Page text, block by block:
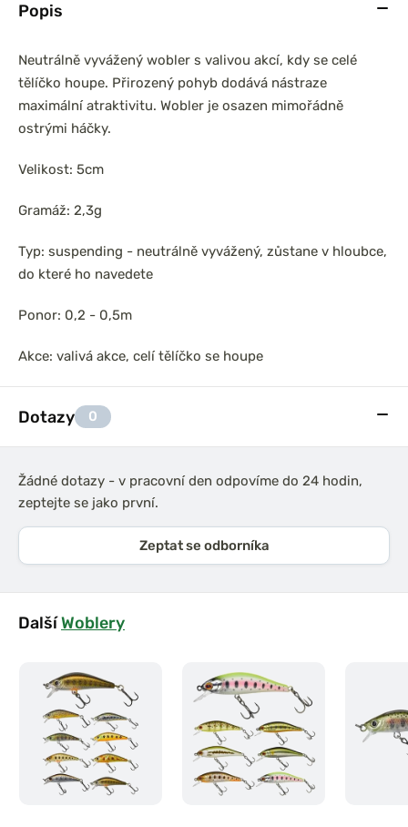
Popis
Neutrálně vyvážený wobler s valivou akcí, kdy se celé
tělíčko houpe. Přirozený pohyb dodává nástraze
maximální atraktivitu. Wobler je osazen mimořádně
ostrými háčky.
Velikost: 5cm
Gramáž: 2,3g
Typ: suspending - neutrálně vyvážený, zůstane v hloubce,
do které ho navedete
Ponor: 0,2 - 0,5m
Akce: valivá akce, celí tělíčko se houpe
Dotazy 0
Žádné dotazy - v pracovní den odpovíme do 24 hodin,
zeptejte se jako první.
Zeptat se odborníka
DalšíWoblery